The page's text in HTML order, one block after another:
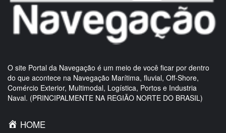
O site Portal da Navegação é um meio de você ficar por dentro
do que acontece na Navegação Marítima, fluvial, Off-Shore,
Comércio Exterior, Multimodal, Logística, Portos e Industria
Naval. (PRINCIPALMENTE NA REGIÃO NORTE DO BRASIL)
HOME